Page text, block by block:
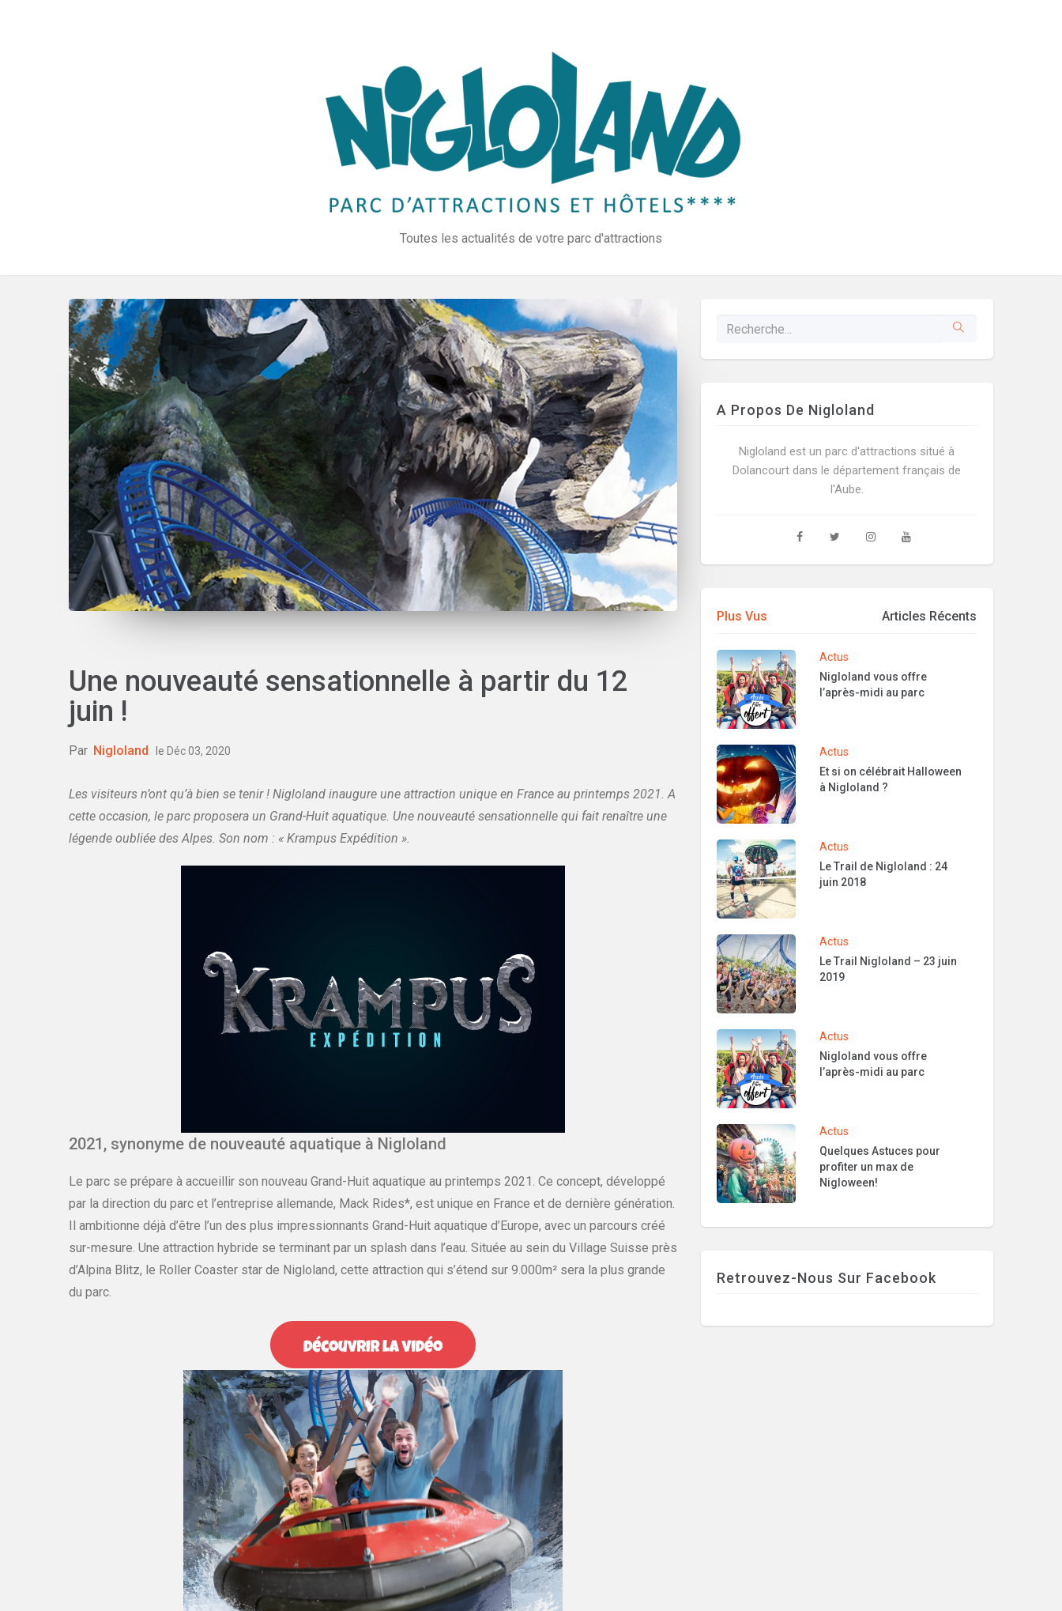
Toutes les actualités de votre parc d'attractions
Une nouveauté sensationnelle à partir du 12
juin !
Par Nigloland le Déc 03, 2020
Les visiteurs n’ont qu’à bien se tenir ! Nigloland inaugure une attraction unique en France au printemps 2021. A
cette occasion, le parc proposera un Grand-Huit aquatique. Une nouveauté sensationnelle qui fait renaître une
légende oubliée des Alpes. Son nom : « Krampus Expédition ».
2021, synonyme de nouveauté aquatique à Nigloland
Le parc se prépare à accueillir son nouveau Grand-Huit aquatique au printemps 2021. Ce concept, développé
par la direction du parc et l’entreprise allemande, Mack Rides*, est unique en France et de dernière génération.
Il ambitionne déjà d’être l’un des plus impressionnants Grand-Huit aquatique d’Europe, avec un parcours créé
sur-mesure. Une attraction hybride se terminant par un splash dans l’eau. Située au sein du Village Suisse près
d’Alpina Blitz, le Roller Coaster star de Nigloland, cette attraction qui s’étend sur 9.000m² sera la plus grande
du parc.
A Propos De Nigloland
Nigloland est un parc d'attractions situé à
Dolancourt dans le département français de
l'Aube.
Plus Vus Articles Récents
Actus
Nigloland vous offre
l’après-midi au parc
Actus
Et si on célébrait Halloween
à Nigloland ?
Actus
Le Trail de Nigloland : 24
juin 2018
Actus
Le Trail Nigloland – 23 juin
2019
Actus
Nigloland vous offre
l’après-midi au parc
Actus
Quelques Astuces pour
profiter un max de
Nigloween!
Retrouvez-Nous Sur Facebook